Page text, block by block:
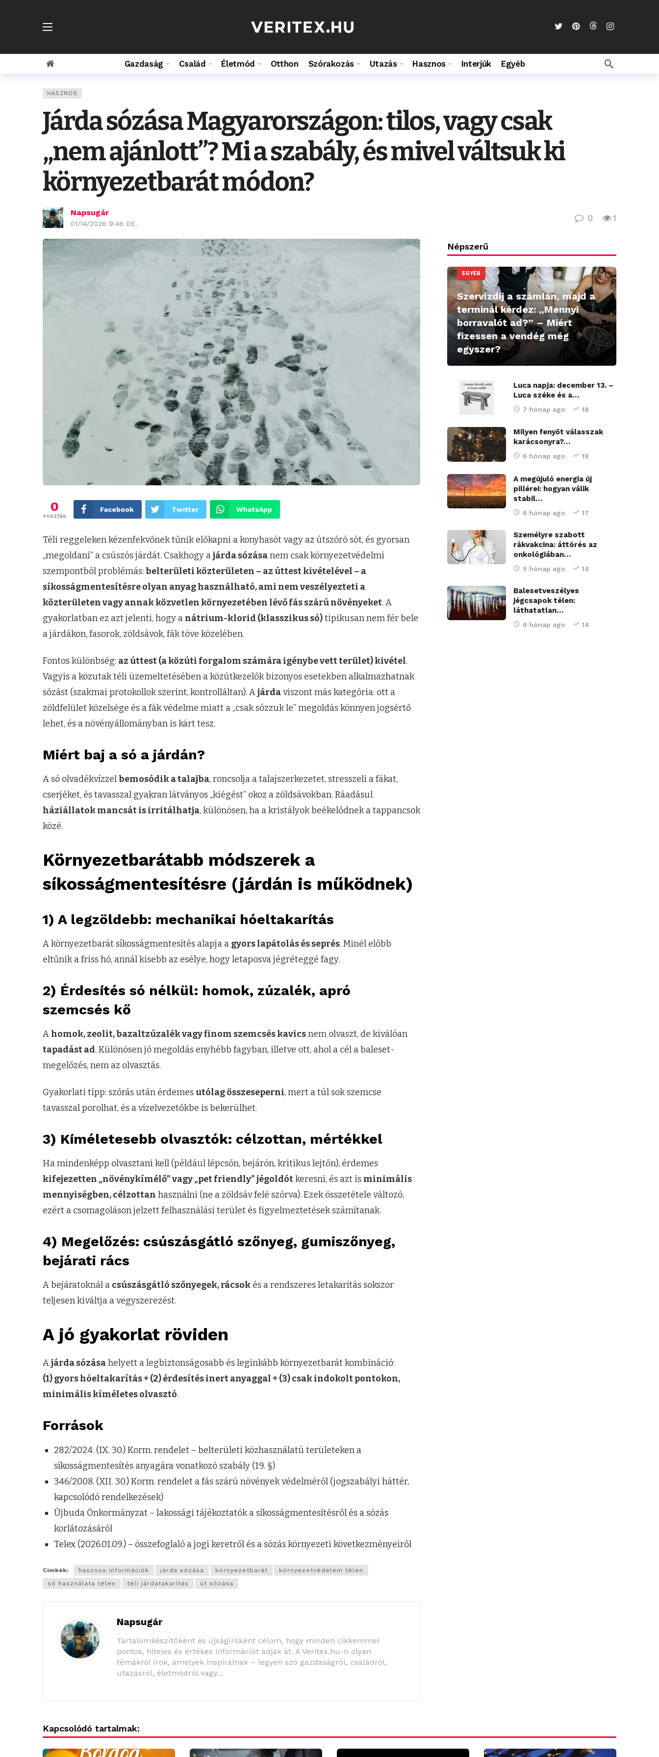
Gazdaság Család Életmód Otthon Szórakozás Utazás Hasznos Interjúk Egyéb
HASZNOS
Járda sózása Magyarországon: tilos, vagy csak
„nem ajánlott”? Mi a szabály, és mivel váltsuk ki
környezetbarát módon?
Napsugár
01/14/2026 9:46 DE.
0 1
0
+osztás
Facebook Twitter WhatsApp
Téli reggeleken kézenfekvőnek tűnik előkapni a konyhasót vagy az útszóró sót, és gyorsan
„megoldani” a csúszós járdát. Csakhogy ajárda sózásanem csak környezetvédelmi
szempontból problémás:belterületi közterületen – az úttest kivételével – a
síkosságmentesítésre olyan anyag használható, ami nem veszélyezteti a
közterületen vagy annak közvetlen környezetében lévő fás szárú növényeket. A
gyakorlatban ez azt jelenti, hogy a nátrium-klorid (klasszikus só)tipikusan nem fér bele
a járdákon, fasorok, zöldsávok, fák töve közelében.
Fontos különbség: az úttest (a közúti forgalom számára igénybe vett terület) kivétel.
Vagyis a közutak téli üzemeltetésében a közútkezelők bizonyos esetekben alkalmazhatnak
sózást (szakmai protokollok szerint, kontrolláltan). Ajárdaviszont más kategória: ott a
zöldfelület közelsége és a fák védelme miatt a „csak sózzuk le” megoldás könnyen jogsértő
lehet, és a növényállományban is kárt tesz.
Miért baj a só a járdán?
A só olvadékvízzelbemosódik a talajba, roncsolja a talajszerkezetet, stresszeli a fákat,
cserjéket, és tavasszal gyakran látványos „kiégést” okoz a zöldsávokban. Ráadásul
háziállatok mancsát is irritálhatja, különösen, ha a kristályok beékelődnek a tappancsok
közé.
Környezetbarátabb módszerek a
síkosságmentesítésre (járdán is működnek)
1) A legzöldebb: mechanikai hóeltakarítás
A környezetbarát síkosságmentesítés alapja a gyors lapátolás és seprés. Minél előbb
eltűnik a friss hó, annál kisebb az esélye, hogy letaposva jégréteggé fagy.
2) Érdesítés só nélkül: homok, zúzalék, apró
szemcsés kő
A homok, zeolit, bazaltzúzalék vagy finom szemcsés kavicsnem olvaszt, de kiválóan
tapadást ad. Különösen jó megoldás enyhébb fagyban, illetve ott, ahol a cél a baleset-
megelőzés, nem az olvasztás.
Gyakorlati tipp: szórás után érdemesutólag összeseperni, mert a túl sok szemcse
tavasszal porolhat, és a vízelvezetőkbe is bekerülhet.
3) Kíméletesebb olvasztók: célzottan, mértékkel
Ha mindenképp olvasztani kell (például lépcsőn, bejárón, kritikus lejtőn), érdemes
kifejezetten „növénykímélő” vagy „pet friendly” jégoldótkeresni, és azt is minimális
mennyiségben, célzottan használni (ne a zöldsáv felé szórva). Ezek összetétele változó,
ezért a csomagoláson jelzett felhasználási terület és figyelmeztetések számítanak.
4) Megelőzés: csúszásgátló szőnyeg, gumiszőnyeg,
bejárati rács
A bejáratoknál a csúszásgátló szőnyegek, rácsok és a rendszeres letakarítás sokszor
teljesen kiváltja a vegyszerezést.
A jó gyakorlat röviden
Ajárda sózásahelyett a legbiztonságosabb és leginkább környezetbarát kombináció:
(1) gyors hóeltakarítás + (2) érdesítés inert anyaggal + (3) csak indokolt pontokon,
minimális kíméletes olvasztó.
Források
282/2024. (IX. 30.) Korm. rendelet – belterületi közhasználatú területeken a
síkosságmentesítés anyagára vonatkozó szabály (19. §)
346/2008. (XII. 30.) Korm. rendelet a fás szárú növények védelméről (jogszabályi háttér,
kapcsolódó rendelkezések)
Újbuda Önkormányzat – lakossági tájékoztatók a síkosságmentesítésről és a sózás
korlátozásáról
Telex (2026.01.09.) – összefoglaló a jogi keretről és a sózás környezeti következményeiről
Címkék: hasznos információk járda sózása környezetbarát
környezetvédelem télen
só használata télen
téli járdatakarítás út sózása
Napsugár
Tartalomkészítőként és újságíróként célom, hogy minden cikkemmel
pontos, hiteles és értékes információt adjak át. A Veritex.hu-n olyan
témákról írok, amelyek inspirálnak – legyen szó gazdaságról, családról,
utazásról, életmódról vagy…
Népszerű
EGYÉB
Szervízdíj a számlán, majd a
terminál kérdez: „Mennyi
borravalót ad?” – Miért
fizessen a vendég még
egyszer?
Luca napja: december 13. –
Luca széke és a…
7 hónap ago 18
Milyen fenyőt válasszak
karácsonyra?…
6 hónap ago 18
A megújuló energia új
pillérei: hogyan válik
stabil…
6 hónap ago 17
Személyre szabott
rákvakcina: áttörés az
onkológiában…
5 hónap ago 14
Balesetveszélyes
jégcsapok télen:
láthatatlan…
6 hónap ago 14
Kapcsolódó tartalmak: